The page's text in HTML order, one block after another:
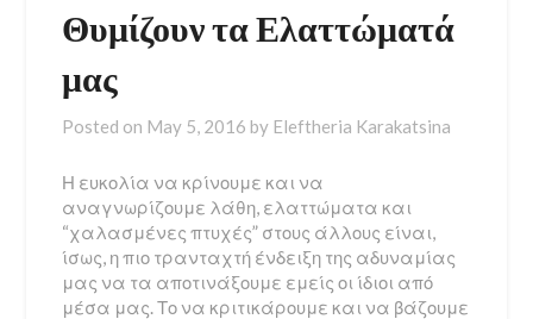
Θυμίζουν τα Ελαττώματά
μας
Posted on May 5, 2016 by Eleftheria Karakatsina
Η ευκολία να κρίνουμε και να
αναγνωρίζουμε λάθη, ελαττώματα και
“χαλασμένες πτυχές” στους άλλους είναι,
ίσως, η πιο τρανταχτή ένδειξη της αδυναμίας
μας να τα αποτινάξουμε εμείς οι ίδιοι από
μέσα μας. Το να κριτικάρουμε και να βάζουμε